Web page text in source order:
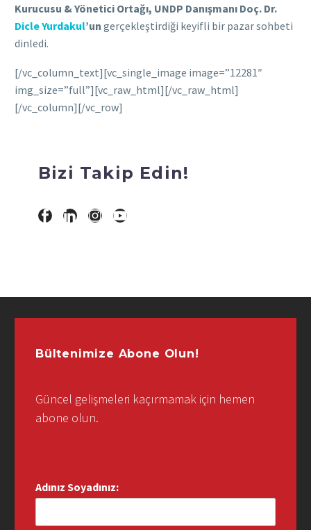
Kurucusu & Yönetici Ortağı, UNDP Danışmanı Doç. Dr.
Dicle Yurdakul’un gerçekleştirdiği keyifli bir pazar sohbeti
dinledi.
[/vc_column_text][vc_single_image image=”12281″
img_size=”full”][vc_raw_html][/vc_raw_html]
[/vc_column][/vc_row]
Bizi Takip Edin!
Bültenimize Abone Olun!
Güncel gelişmeleri kaçırmamak için hemen
abone olun.
Adınız Soyadınız: